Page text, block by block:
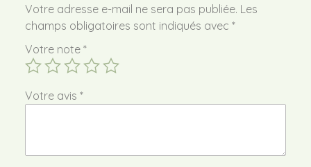
Votre adresse e-mail ne sera pas publiée. Les
champs obligatoires sont indiqués avec *
Votre note *
Votre avis *